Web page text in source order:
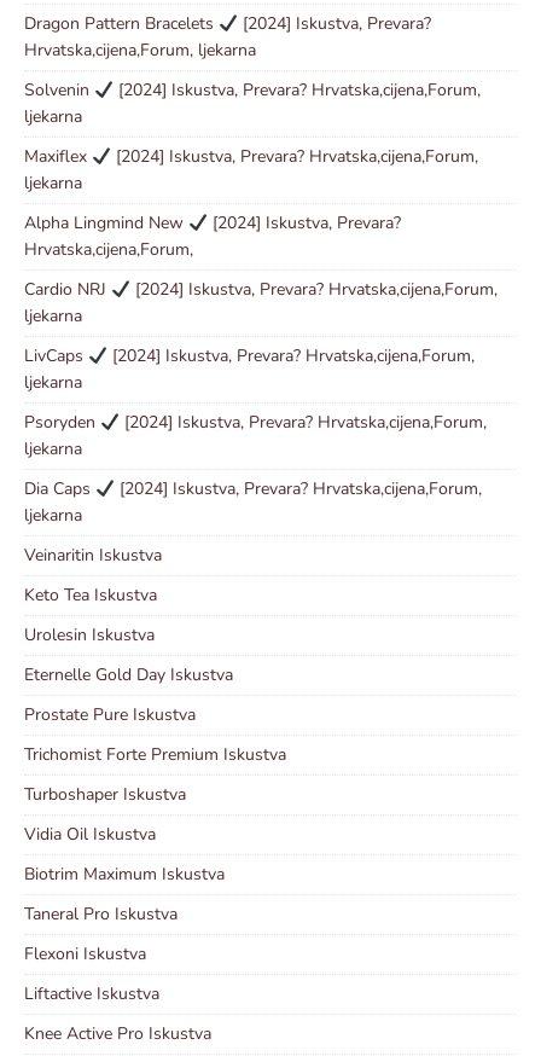
Dragon Pattern Bracelets
[2024] Iskustva, Prevara?
Hrvatska,cijena,Forum, ljekarna
Solvenin
[2024] Iskustva, Prevara? Hrvatska,cijena,Forum,
ljekarna
Maxiflex
[2024] Iskustva, Prevara? Hrvatska,cijena,Forum,
ljekarna
Alpha Lingmind New
[2024] Iskustva, Prevara?
Hrvatska,cijena,Forum,
Cardio NRJ
[2024] Iskustva, Prevara? Hrvatska,cijena,Forum,
ljekarna
LivCaps
[2024] Iskustva, Prevara? Hrvatska,cijena,Forum,
ljekarna
Psoryden
[2024] Iskustva, Prevara? Hrvatska,cijena,Forum,
ljekarna
Dia Caps
[2024] Iskustva, Prevara? Hrvatska,cijena,Forum,
ljekarna
Veinaritin Iskustva
Keto Tea Iskustva
Urolesin Iskustva
Eternelle Gold Day Iskustva
Prostate Pure Iskustva
Trichomist Forte Premium Iskustva
Turboshaper Iskustva
Vidia Oil Iskustva
Biotrim Maximum Iskustva
Taneral Pro Iskustva
Flexoni Iskustva
Liftactive Iskustva
Knee Active Pro Iskustva